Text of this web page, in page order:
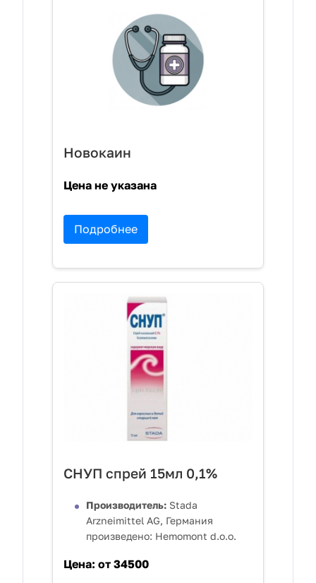
Новокаин
Цена не указана
Подробнее
СНУП спрей 15мл 0,1%
Производитель: Stada
Arzneimittel AG, Германия
произведено: Hemomont d.o.o.
Цена: от 34500